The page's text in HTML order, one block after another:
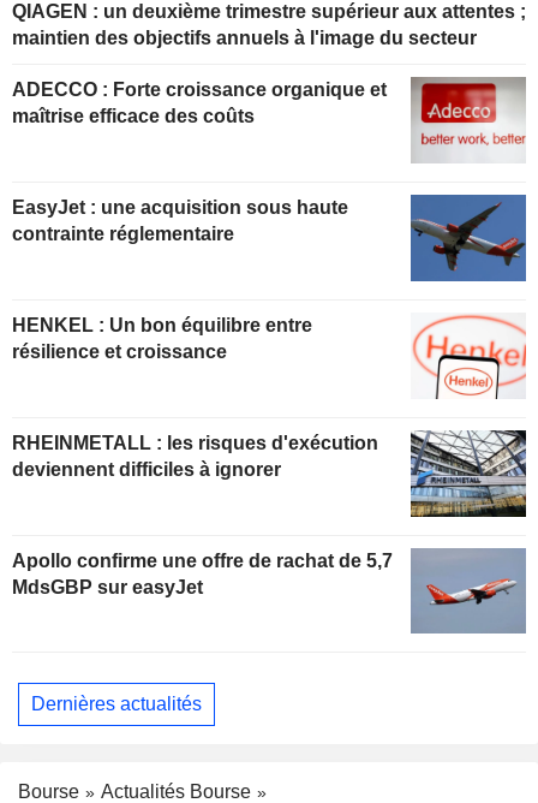
QIAGEN : un deuxième trimestre supérieur aux attentes ;
maintien des objectifs annuels à l'image du secteur
ADECCO : Forte croissance organique et
maîtrise efficace des coûts
EasyJet : une acquisition sous haute
contrainte réglementaire
HENKEL : Un bon équilibre entre
résilience et croissance
RHEINMETALL : les risques d'exécution
deviennent difficiles à ignorer
Apollo confirme une offre de rachat de 5,7
MdsGBP sur easyJet
Dernières actualités
Bourse
Actualités Bourse